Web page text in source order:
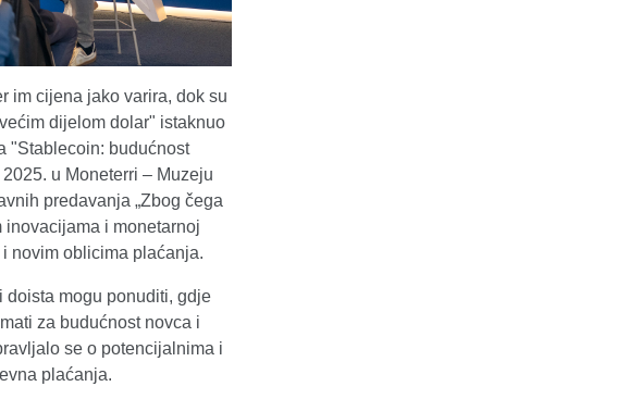
im cijena jako varira, dok su
dijelom dolar" istaknuo
"Stablecoin: budućnost
u Moneterri – Muzeju
predavanja „Zbog čega
inovacijama i monetarnoj
novim oblicima plaćanja.
doista mogu ponuditi, gdje
za budućnost novca i
se o potencijalnima i
plaćanja.